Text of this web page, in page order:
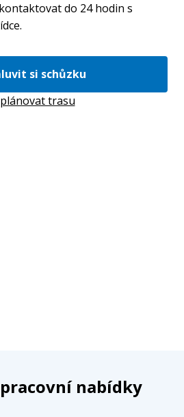
do 24 hodin s
si schůzku
trasu
nabídky